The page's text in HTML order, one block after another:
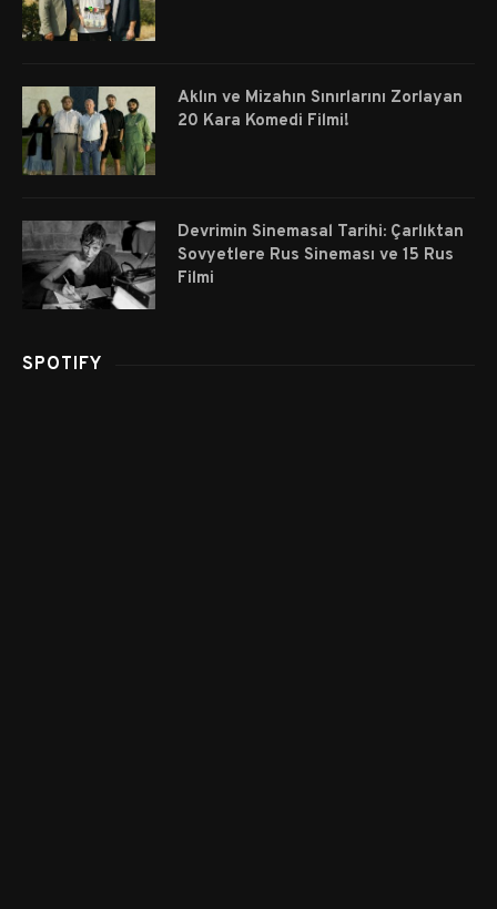
Aklın ve Mizahın Sınırlarını Zorlayan
20 Kara Komedi Filmi!
Devrimin Sinemasal Tarihi: Çarlıktan
Sovyetlere Rus Sineması ve 15 Rus
Filmi
SPOTIFY